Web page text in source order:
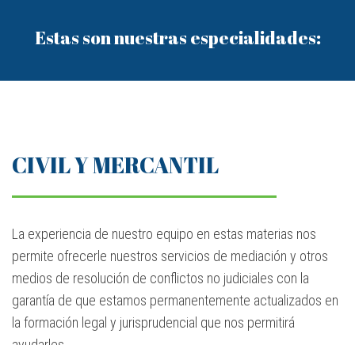
Estas son nuestras especialidades:
CIVIL Y MERCANTIL
La experiencia de nuestro equipo en estas materias nos
permite ofrecerle nuestros servicios de mediación y otros
medios de resolución de conflictos no judiciales con la
garantía de que estamos permanentemente actualizados en
la formación legal y jurisprudencial que nos permitirá